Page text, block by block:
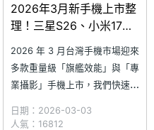
2026年3月新手機上市整
理！三星S26、小米17旗
艦系列接力登台
2026 年 3 月台灣手機市場迎來
多款重量級「旗艦效能」與「專
業攝影」手機上市，我們快速統
訊，幫助你快速掌握本月新機重
日期：2026-03-03
人氣：16812